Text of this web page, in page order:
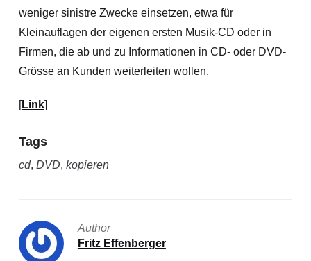
weniger sinistre Zwecke einsetzen, etwa für
Kleinauflagen der eigenen ersten Musik-CD oder in
Firmen, die ab und zu Informationen in CD- oder DVD-
Grösse an Kunden weiterleiten wollen.
[Link]
Tags
cd, DVD, kopieren
Author
Fritz Effenberger